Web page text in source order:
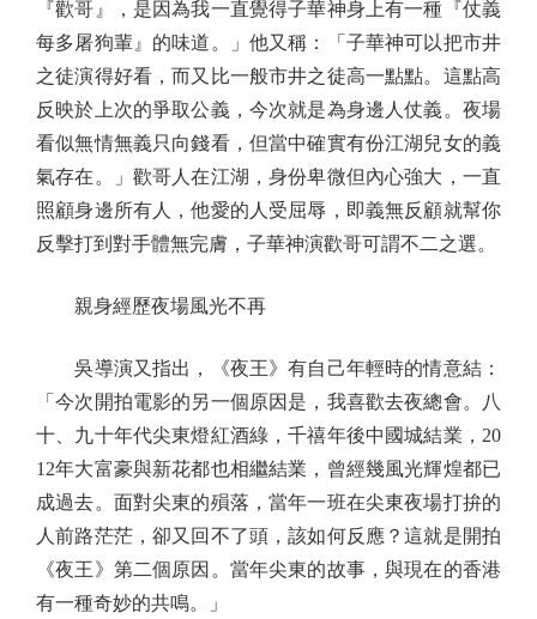
『歡哥』，是因為我一直覺得子華神身上有一種『仗義
每多屠狗輩』的味道。」他又稱：「子華神可以把市井
之徒演得好看，而又比一般市井之徒高一點點。這點高
反映於上次的爭取公義，今次就是為身邊人仗義。夜場
看似無情無義只向錢看，但當中確實有份江湖兒女的義
氣存在。」歡哥人在江湖，身份卑微但內心強大，一直
照顧身邊所有人，他愛的人受屈辱，即義無反顧就幫你
反擊打到對手體無完膚，子華神演歡哥可謂不二之選。
親身經歷夜場風光不再
吳導演又指出，《夜王》有自己年輕時的情意結：
「今次開拍電影的另一個原因是，我喜歡去夜總會。八
十、九十年代尖東燈紅酒綠，千禧年後中國城結業，20
12年大富豪與新花都也相繼結業，曾經幾風光輝煌都已
成過去。面對尖東的殞落，當年一班在尖東夜場打拚的
人前路茫茫，卻又回不了頭，該如何反應？這就是開拍
《夜王》第二個原因。當年尖東的故事，與現在的香港
有一種奇妙的共鳴。」